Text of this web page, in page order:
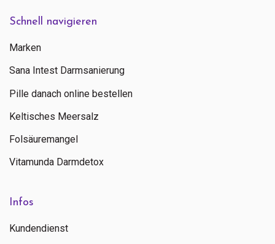
Schnell navigieren
Marken
Sana Intest Darmsanierung
Pille danach online bestellen
Keltisches Meersalz
Folsäuremangel
Vitamunda Darmdetox
Infos
Kundendienst